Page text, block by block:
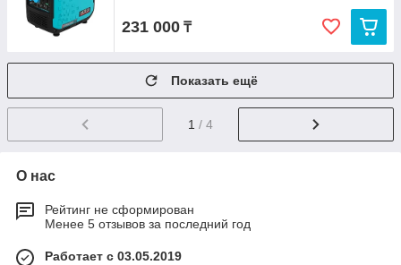
231 000 ₸
Показать ещё
1 / 4
О нас
Рейтинг не сформирован
Менее 5 отзывов за последний год
Работает с 03.05.2019